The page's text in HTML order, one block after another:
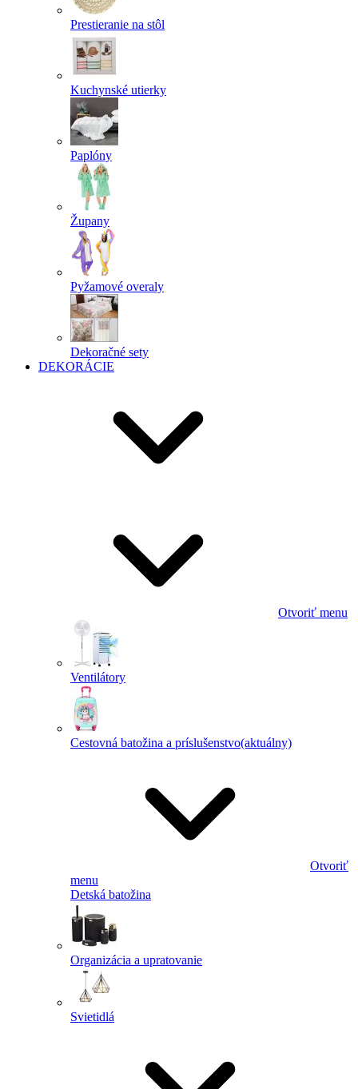
Prestieranie na stôl
Kuchynské utierky
Paplóny
Župany
Pyžamové overaly
Dekoračné sety
DEKORÁCIE
Otvoriť menu
Ventilátory
Cestovná batožina a príslušenstvo(aktuálny)
Otvoriť
menu
Detská batožina
Organizácia a upratovanie
Svietidlá